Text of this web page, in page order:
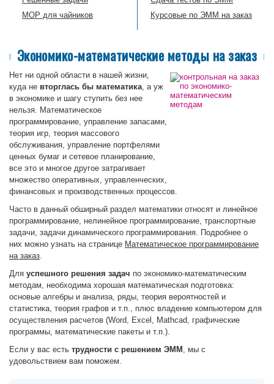
МОР для чайников
Курсовые по ЭММ на заказ
Экономико-математические методы на заказ
Нет ни одной области в нашей жизни,
куда не вторглась бы математика , а уж
в экономике и шагу ступить без нее
нельзя. Математическое
программирование, управление запасами,
теория игр, теория массового
обслуживания, управление портфелями
ценных бумаг и сетевое планирование,
все это и многое другое затрагивает
множество оперативных, управленческих,
финансовых и производственных процессов.
Часто в данный обширный раздел математики относят и линейное
программирование, нелинейное программирование, транспортные
задачи, задачи динамического программирования. Подробнее о
них можно узнать на странице Математическое программирование
на заказ
Для успешного решения задач по экономико-математическим
методам, необходима хорошая математическая подготовка:
основые алгебры и анализа, ряды, теория вероятностей и
статистика, теория графов и т.п., плюс владение компьютером для
осуществления расчетов (Word, Excel, Mathcad, графические
программы, математические пакеты и т.п.).
Если у вас есть трудности с решением ЭММ
, мы с
удовольствием вам поможем.